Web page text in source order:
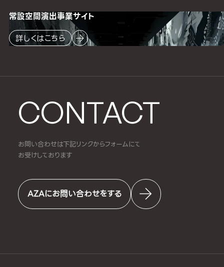
CONTACT
お問い合わせは下記リンクからフォームにて
お受けしております
AZAにお問い合わせをする
常設空間演出事業サイト
詳しくはこちら